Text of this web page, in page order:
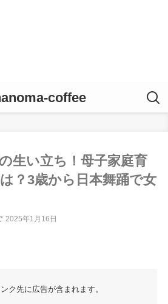
coffee
生い立ち！母子家庭育
？3歳から日本舞踊で女
2025年1月16日
ク先に広告が含まれます。